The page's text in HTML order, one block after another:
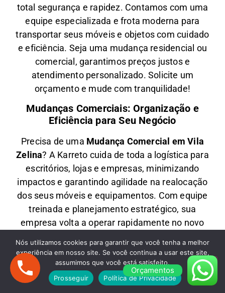
total segurança e rapidez. Contamos com uma
equipe especializada e frota moderna para
transportar seus móveis e objetos comcuidado
e eficiência. Seja uma mudança residencial ou
comercial , garantimos preços justos e
atendimento personalizado. Solicite um
orçamento e mude com tranquilidade!
Mudanças Comerciais: Organização e
Eficiência para Seu Negócio
Precisa de uma Mudança Comercial emVila
Zelina? A Karreto cuida de toda a logística para
escritórios, lojas e empresas, minimizando
impactos e garantindo agilidade na realocação
dos seus móveis e equipamentos. Com equipe
treinada e planejamento estratégico, sua
empresa volta a operar rapidamente no novo
Fretes em Vila Zelina: Transporte Rápido e
Econômico
OferecemosFretes emVila Zelinapara quem
Orçamentos
Nós utilizamos cookies para garantir que você tenha a melhor
experiência em nosso site. Se você continua a usar este site,
assumimos que você está satisfeito.
Prosseguir
Política de Privacidade